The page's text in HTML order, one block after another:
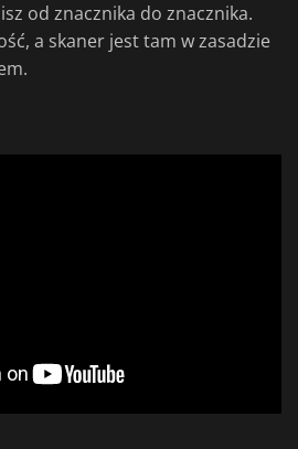
od znacznika do znacznika.
a skaner jest tam w zasadzie